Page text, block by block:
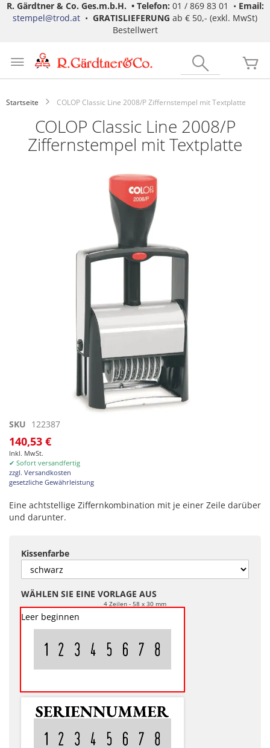
R. Gärdtner & Co. Ges.m.b.H. • Telefon: 01 / 869 83 01 • Email:
stempel@trod.at • GRATISLIEFERUNG ab € 50,- (exkl. MwSt)
Bestellwert
Inhalt
springen
Startseite COLOP Classic Line 2008/P Ziffernstempel mit Textplatte
COLOP Classic Line 2008/P
Ziffernstempel mit Textplatte
Zum
Anfang
der
Bildgalerie
springen
SKU 122387
140,53 €
Inkl. MwSt.
✔ Sofort versandfertig
zzgl. Versandkosten
gesetzliche Gewährleistung
Eine achtstellige Ziffernkombination mit je einer Zeile darüber
und darunter.
Kissenfarbe
WÄHLEN SIE EINE VORLAGE AUS
4 Zeilen 58 x 30 mm
Leer beginnen